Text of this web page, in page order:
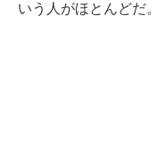
いう人がほとんどだ。